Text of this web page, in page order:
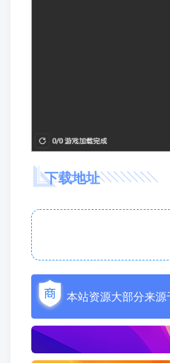
下载地址
本站资源大部分来